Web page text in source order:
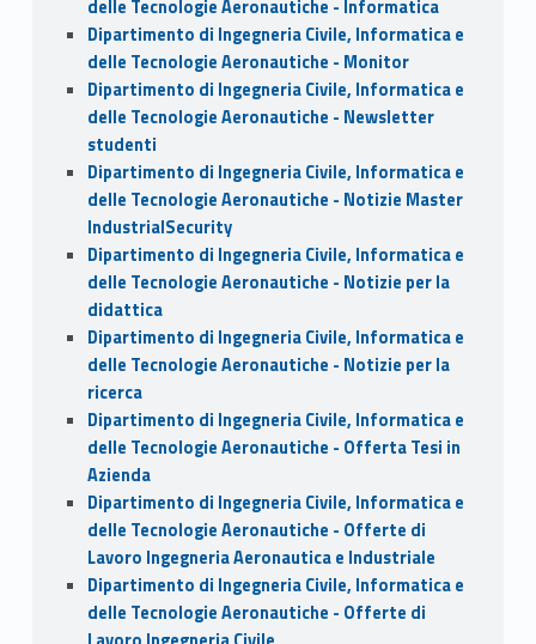
delle Tecnologie Aeronautiche - Informatica
Dipartimento di Ingegneria Civile, Informatica e
delle Tecnologie Aeronautiche - Monitor
Dipartimento di Ingegneria Civile, Informatica e
delle Tecnologie Aeronautiche - Newsletter
studenti
Dipartimento di Ingegneria Civile, Informatica e
delle Tecnologie Aeronautiche - Notizie Master
IndustrialSecurity
Dipartimento di Ingegneria Civile, Informatica e
delle Tecnologie Aeronautiche - Notizie per la
didattica
Dipartimento di Ingegneria Civile, Informatica e
delle Tecnologie Aeronautiche - Notizie per la
ricerca
Dipartimento di Ingegneria Civile, Informatica e
delle Tecnologie Aeronautiche - Offerta Tesi in
Azienda
Dipartimento di Ingegneria Civile, Informatica e
delle Tecnologie Aeronautiche - Offerte di
Lavoro Ingegneria Aeronautica e Industriale
Dipartimento di Ingegneria Civile, Informatica e
delle Tecnologie Aeronautiche - Offerte di